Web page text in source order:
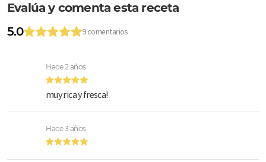
Evalúa y comenta esta receta
5.0
9 comentarios
Hace 2 años
muy rica y fresca!
Hace 3 años